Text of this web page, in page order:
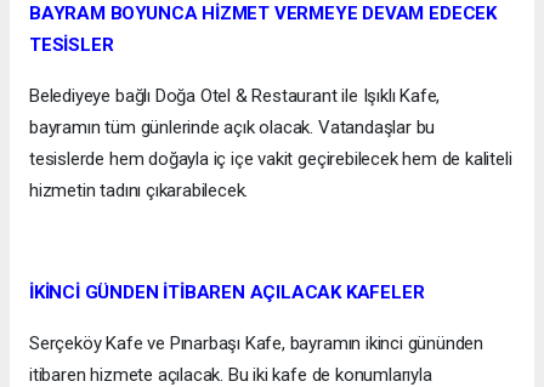
BAYRAM BOYUNCA HİZMET VERMEYE DEVAM EDECEK
TESİSLER
Belediyeye bağlı Doğa Otel & Restaurant ile Işıklı Kafe,
bayramın tüm günlerinde açık olacak. Vatandaşlar bu
tesislerde hem doğayla iç içe vakit geçirebilecek hem de kaliteli
hizmetin tadını çıkarabilecek.
İKİNCİ GÜNDEN İTİBAREN AÇILACAK KAFELER
Serçeköy Kafe ve Pınarbaşı Kafe, bayramın ikinci gününden
itibaren hizmete açılacak. Bu iki kafe de konumlarıyla